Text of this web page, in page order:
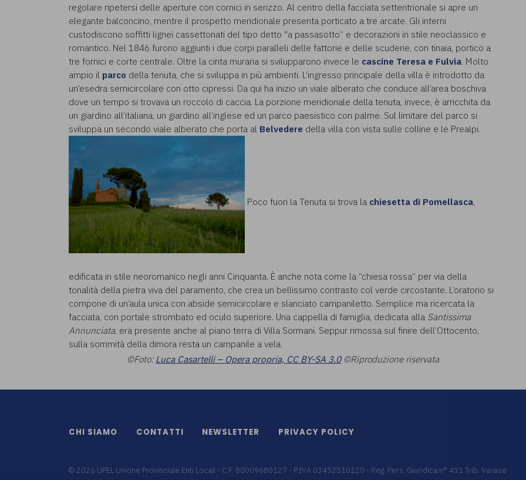
regolare ripetersi delle aperture con cornici in serizzo. Al centro della facciata settentrionale si apre un
elegante balconcino, mentre il prospetto meridionale presenta porticato a tre arcate. Gli interni
custodiscono soffitti lignei cassettonati del tipo detto "a passasotto” e decorazioni in stile neoclassico e
romantico. Nel 1846 furono aggiunti i due corpi paralleli delle fattorie e delle scuderie, con tinaia, portico a
tre fornici e corte centrale. Oltre la cinta muraria si svilupparono invece le cascine Teresa e Fulvia. Molto
ampio il parco della tenuta, che si sviluppa in più ambienti. L’ingresso principale della villa è introdotto da
un’esedra semicircolare con otto cipressi. Da qui ha inizio un viale alberato che conduce all’area boschiva
dove un tempo si trovava un roccolo di caccia. La porzione meridionale della tenuta, invece, è arricchita da
un giardino all’italiana, un giardino all’inglese ed un parco paesistico con palme. Sul limitare del parco si
sviluppa un secondo viale alberato che porta al Belvedere della villa con vista sulle colline e le Prealpi.
Poco fuori la Tenuta si trova la chiesetta di Pomellasca,
edificata in stile neoromanico negli anni Cinquanta. È anche nota come la “chiesa rossa” per via della
tonalità della pietra viva del paramento, che crea un bellissimo contrasto col verde circostante. L’oratorio si
compone di un’aula unica con abside semicircolare e slanciato campaniletto. Semplice ma ricercata la
facciata, con portale strombato ed oculo superiore. Una cappella di famiglia, dedicata alla Santissima
Annunciata, era presente anche al piano terra di Villa Sormani. Seppur rimossa sul finire dell’Ottocento,
sulla sommità della dimora resta un campanile a vela.
©Foto: Luca Casartelli – Opera propria, CC BY-SA 3.0 ©Riproduzione riservata
CHI SIAMO CONTATTI NEWSLETTER PRIVACY POLICY
© 2026 UPEL Unione Provinciale Enti Locali - C.F. 80009680127 - P.IVA 03452510120 - Reg. Pers. Giuridica n° 431 Trib. Varese